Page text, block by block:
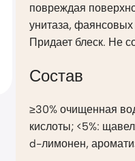
повреждая
унитаза, фаянсовых
Придает блеск. Не
Состав
≥30% очищенная
кислоты; <5%:
d-лимонен,